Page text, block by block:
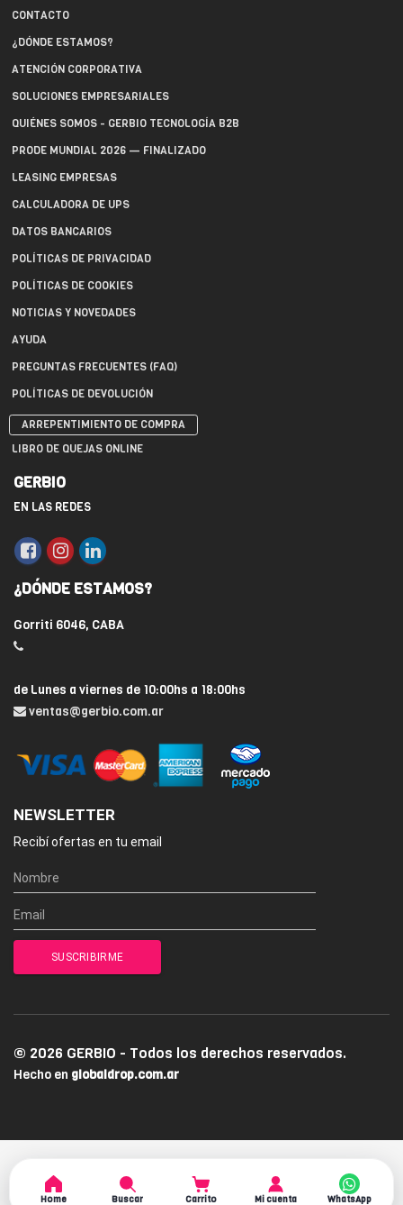
CONTACTO
¿DÓNDE ESTAMOS?
ATENCIÓN CORPORATIVA
SOLUCIONES EMPRESARIALES
QUIÉNES SOMOS - GERBIO TECNOLOGÍA B2B
PRODE MUNDIAL 2026 — FINALIZADO
LEASING EMPRESAS
CALCULADORA DE UPS
DATOS BANCARIOS
POLÍTICAS DE PRIVACIDAD
POLÍTICAS DE COOKIES
NOTICIAS Y NOVEDADES
AYUDA
PREGUNTAS FRECUENTES (FAQ)
POLÍTICAS DE DEVOLUCIÓN
ARREPENTIMIENTO DE COMPRA
LIBRO DE QUEJAS ONLINE
GERBIO
EN LAS REDES
¿DÓNDE ESTAMOS?
Gorriti 6046, CABA
de Lunes a viernes de 10:00hs a 18:00hs
ventas@gerbio.com.ar
NEWSLETTER
Recibí ofertas en tu email
© 2026 GERBIO - Todos los derechos reservados.
Hecho en globaldrop.com.ar
Home Buscar Carrito Mi cuenta